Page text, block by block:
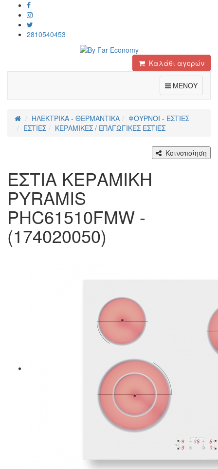
2810540453
Καλάθι αγορών
ΜΕΝΟΥ
ΗΛΕΚΤΡΙΚΑ - ΘΕΡΜΑΝΤΙΚΑ
ΦΟΥΡΝΟΙ - ΕΣΤΙΕΣ
ΕΣΤΙΕΣ
ΚΕΡΑΜΙΚΕΣ / ΕΠΑΓΩΓΙΚΕΣ ΕΣΤΙΕΣ
Κοινοποίηση
ΕΣΤΙΑ ΚΕΡΑΜΙΚΗ
PYRAMIS
PHC61510FMW -
(174020050)